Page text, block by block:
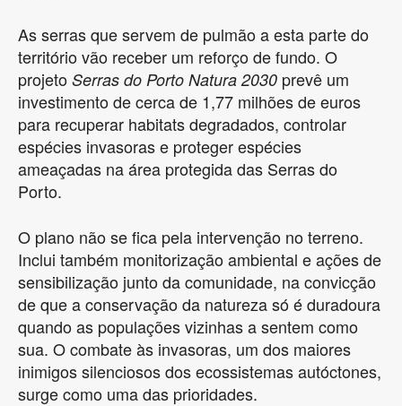
As serras que servem de pulmão a esta parte do
território vão receber um reforço de fundo. O
projeto Serras do Porto Natura 2030 prevê um
investimento de cerca de 1,77 milhões de euros
para recuperar habitats degradados, controlar
espécies invasoras e proteger espécies
ameaçadas na área protegida das Serras do
Porto.
O plano não se fica pela intervenção no terreno.
Inclui também monitorização ambiental e ações de
sensibilização junto da comunidade, na convicção
de que a conservação da natureza só é duradoura
quando as populações vizinhas a sentem como
sua. O combate às invasoras, um dos maiores
inimigos silenciosos dos ecossistemas autóctones,
surge como uma das prioridades.